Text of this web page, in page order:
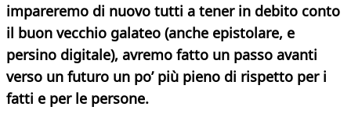
impareremo di nuovo tutti a tener in debito conto
il buon vecchio galateo (anche epistolare, e
persino digitale), avremo fatto un passo avanti
verso un futuro un po’ più pieno di rispetto per i
fatti e per le persone.